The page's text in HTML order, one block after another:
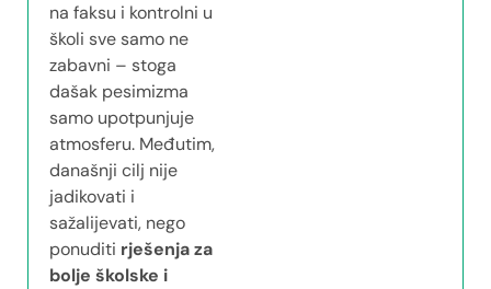
na faksu i kontrolni u
školi sve samo ne
zabavni – stoga
dašak pesimizma
samo upotpunjuje
atmosferu. Međutim,
današnji cilj nije
jadikovati i
sažalijevati, nego
ponuditi rješenja za
bolje školske i